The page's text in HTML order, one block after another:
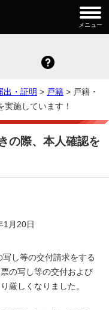
メニュー
出・証明 > 戸籍 > 戸籍・
施しています！
の際、本人確認を
月20日
し等の交付請求をする
の写し等の交付および
厳しくなりました。